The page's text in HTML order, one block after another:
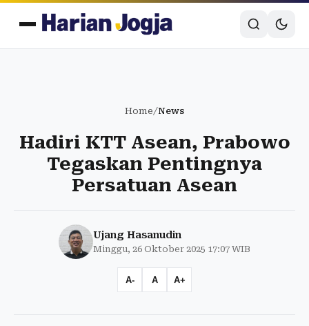
Home/News
Hadiri KTT Asean, Prabowo
Tegaskan Pentingnya
Persatuan Asean
Ujang Hasanudin
Minggu, 26 Oktober 2025 17:07 WIB
A- A A+